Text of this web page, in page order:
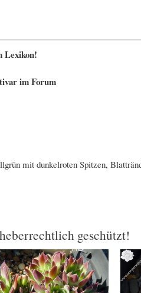
Lexikon!
im Forum
mit dunkelroten Spitzen,
geschützt!